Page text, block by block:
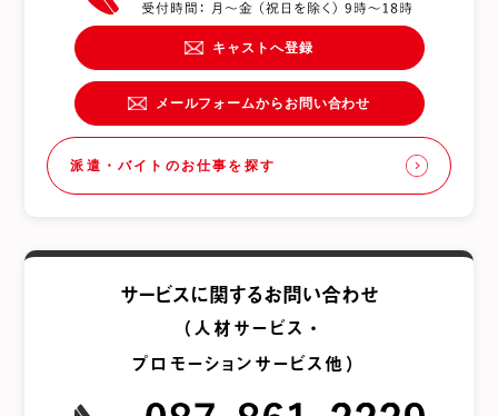
キャストへ登録
メールフォームからお問い合わせ
派遣・バイトのお仕事を探す
サービスに関するお問い合わせ
（人材サービス・
プロモーションサービス他）